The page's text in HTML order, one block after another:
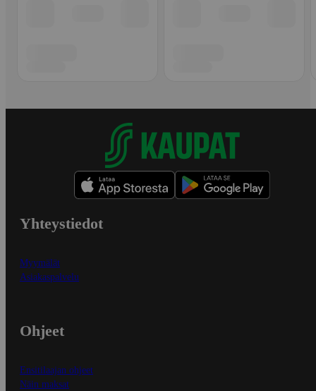
Yhteystiedot
Myymälät
Asiakaspalvelu
Ohjeet
Ensitilaajan ohjeet
Näin maksat